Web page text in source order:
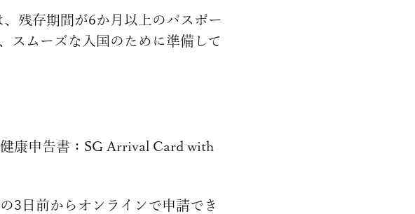
残存期間が6か月以上のパスポー
スムーズな入国のために準備して
康申告書：SG Arrival Card with
3日前からオンラインで申請でき